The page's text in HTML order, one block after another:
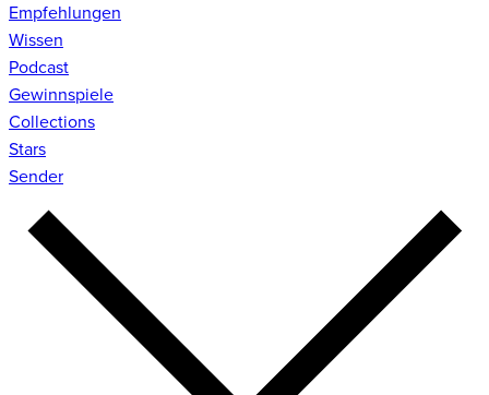
Empfehlungen
Wissen
Podcast
Gewinnspiele
Collections
Stars
Sender